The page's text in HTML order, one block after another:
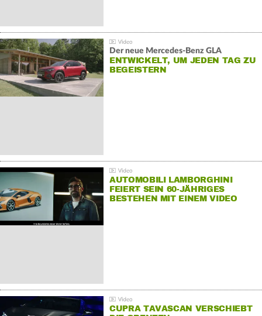
Der neue Mercedes-Benz GLA
ENTWICKELT, UM JEDEN TAG ZU
BEGEISTERN
AUTOMOBILI LAMBORGHINI
FEIERT SEIN 60-JÄHRIGES
BESTEHEN MIT EINEM VIDEO
CUPRA TAVASCAN VERSCHIEBT